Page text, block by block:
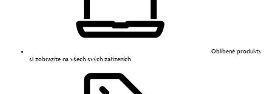
Oblíbené produkty
si zobrazíte na všech svých zařízeních